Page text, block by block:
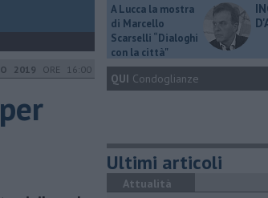
2019 ORE 16:00
A Lucca la mostra
di Marcello
Scarselli “Dialoghi
con la città"
QUI Condoglianze
Ultimi articoli
Attualità